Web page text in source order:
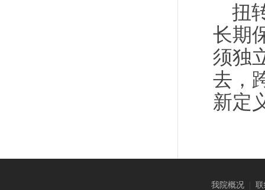
扭
长期
须独
去，
新定
我院概况